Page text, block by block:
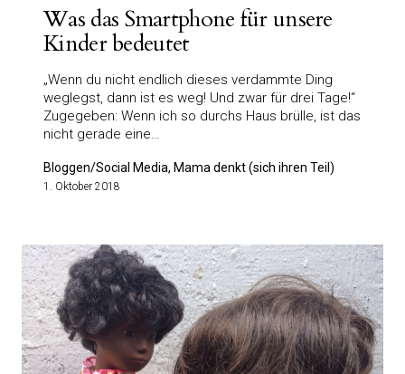
Was das Smartphone für unsere
Kinder bedeutet
„Wenn du nicht endlich dieses verdammte Ding
weglegst, dann ist es weg! Und zwar für drei Tage!“
Zugegeben: Wenn ich so durchs Haus brülle, ist das
nicht gerade eine…
Bloggen/Social Media, Mama denkt (sich ihren Teil)
1. Oktober 2018